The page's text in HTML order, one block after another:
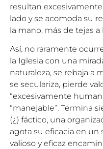
resultan
lado y se acomoda su
la mano, más de tejas a
Así, no raramente
la Iglesia con una
naturaleza, se rebaja a
se seculariza, pierde
“excesivamente
“manejable”. Termina
(¿) fáctico, una
agota su eficacia en un
valioso y eficaz